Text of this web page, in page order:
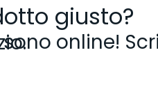
giusto?